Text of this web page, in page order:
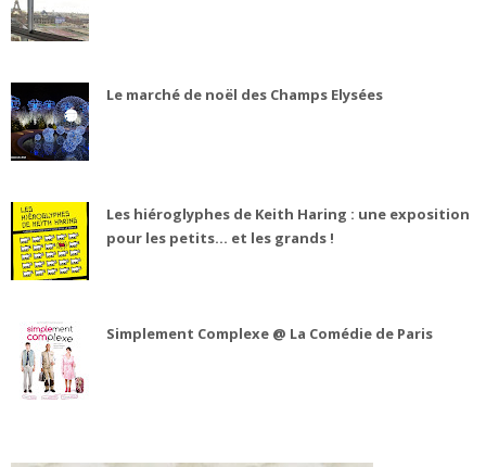
Le marché de noël des Champs Elysées
Les hiéroglyphes de Keith Haring : une exposition
pour les petits... et les grands !
Simplement Complexe @ La Comédie de Paris